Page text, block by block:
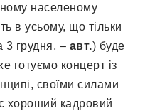
населеному
в усьому, що тільки
3 грудня, – авт.) буде
готуємо концерт із
своїми силами
хороший кадровий